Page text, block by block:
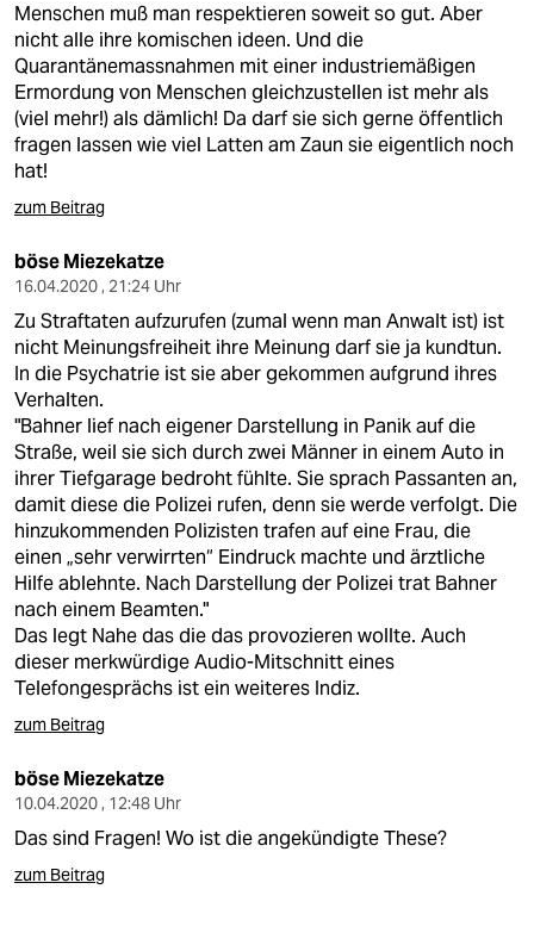
Menschen muß man respektieren soweit so gut. Aber
nicht alle ihre komischen ideen. Und die
Quarantänemassnahmen mit einer industriemäßigen
Ermordung von Menschen gleichzustellen ist mehr als
(viel mehr!) als dämlich! Da darf sie sich gerne öffentlich
fragen lassen wie viel Latten am Zaun sie eigentlich noch
hat!
zum Beitrag
böse Miezekatze
16.04.2020 , 21:24 Uhr
Zu Straftaten aufzurufen (zumal wenn man Anwalt ist) ist
nicht Meinungsfreiheit ihre Meinung darf sie ja kundtun.
In die Psychatrie ist sie aber gekommen aufgrund ihres
Verhalten.
"Bahner lief nach eigener Darstellung in Panik auf die
Straße, weil sie sich durch zwei Männer in einem Auto in
ihrer Tiefgarage bedroht fühlte. Sie sprach Passanten an,
damit diese die Polizei rufen, denn sie werde verfolgt. Die
hinzukommenden Polizisten trafen auf eine Frau, die
einen „sehr verwirrten“ Eindruck machte und ärztliche
Hilfe ablehnte. Nach Darstellung der Polizei trat Bahner
nach einem Beamten."
Das legt Nahe das die das provozieren wollte. Auch
dieser merkwürdige Audio-Mitschnitt eines
Telefongesprächs ist ein weiteres Indiz.
zum Beitrag
böse Miezekatze
10.04.2020 , 12:48 Uhr
Das sind Fragen! Wo ist die angekündigte These?
zum Beitrag